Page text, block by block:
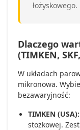
łożyskowego.
Dlaczego
(TIMKEN,
W układach
mikronowa.
bezawaryjność:
TIMKEN (USA):
stożkowej.